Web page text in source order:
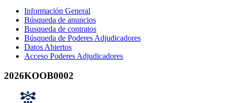
Información General
Búsqueda de anuncios
Busqueda de contratos
Búsqueda de Poderes Adjudicadores
Datos Abiertos
Acceso Poderes Adjudicadores
2026KOOB0002